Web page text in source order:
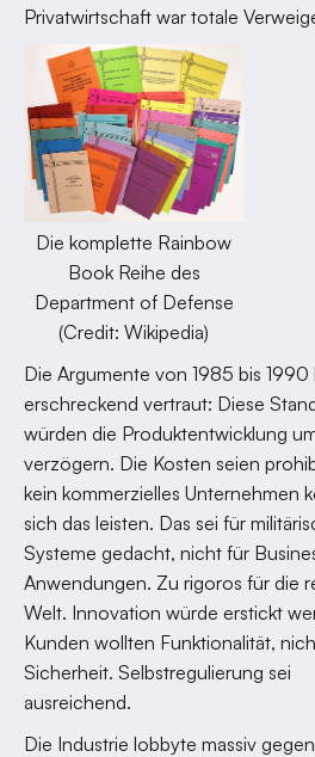
Privatwirtschaft war totale
Die komplette Rainbow
Book Reihe des
Department of Defense
(Credit: Wikipedia)
Die Argumente von 1985 bis 1990
erschreckend vertraut: Diese
würden die Produktentwicklung
verzögern. Die Kosten seien
kein kommerzielles Unternehmen
sich das leisten. Das sei für
Systeme gedacht, nicht für
Anwendungen. Zu rigoros für die
Welt. Innovation würde erstickt
Kunden wollten Funktionalität,
Sicherheit. Selbstregulierung sei
ausreichend.
Die Industrie lobbyte massiv gegen